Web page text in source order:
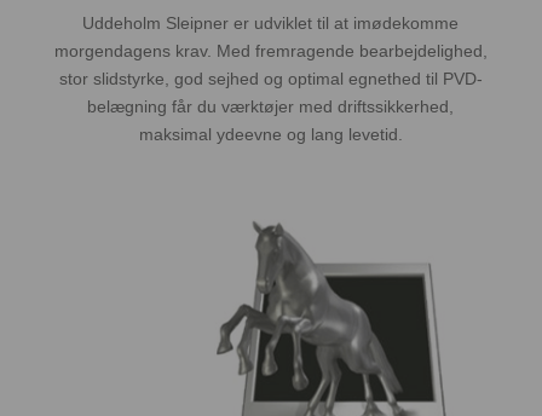
Uddeholm Sleipner er udviklet til at imødekomme
morgendagens krav. Med fremragende bearbejdelighed,
stor slidstyrke, god sejhed og optimal egnethed til PVD-
belægning får du værktøjer med driftssikkerhed,
maksimal ydeevne og lang levetid.